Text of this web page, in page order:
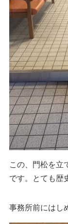
この、門松を立
です。とても歴
事務所前にはし